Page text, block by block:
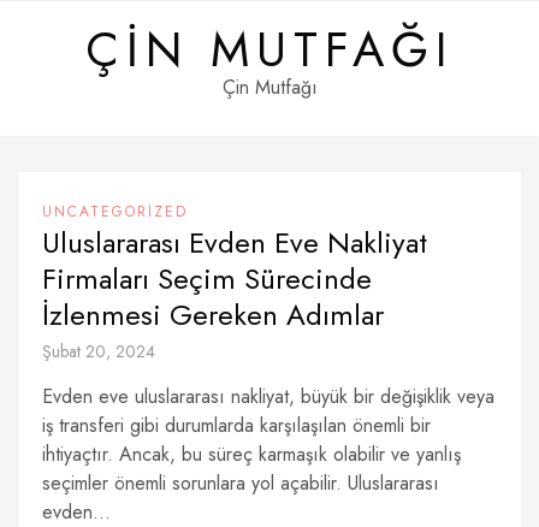
ÇIN MUTFAĞI
Çin Mutfağı
UNCATEGORIZED
Uluslararası Evden Eve Nakliyat
Firmaları Seçim Sürecinde
İzlenmesi Gereken Adımlar
Şubat 20, 2024
Evden eve uluslararası nakliyat, büyük bir değişiklik veya
iş transferi gibi durumlarda karşılaşılan önemli bir
ihtiyaçtır. Ancak, bu süreç karmaşık olabilir ve yanlış
seçimler önemli sorunlara yol açabilir. Uluslararası
evden...